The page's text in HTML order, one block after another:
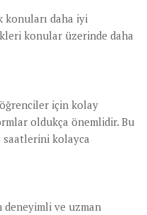
konuları daha iyi
konular üzerinde daha
için kolay
oldukça önemlidir. Bu
saatlerini kolayca
deneyimli ve uzman